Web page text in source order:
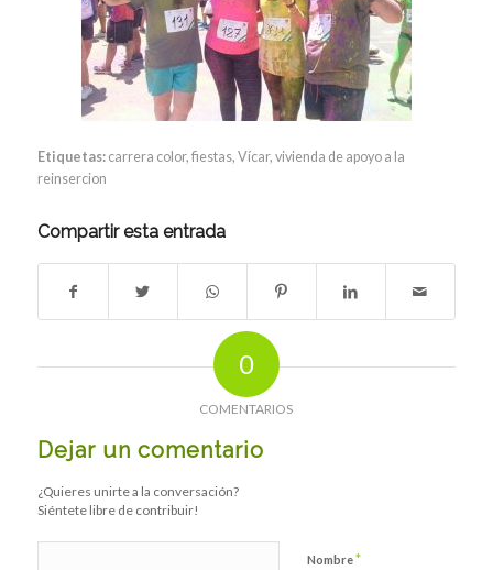
Etiquetas: carrera color, fiestas, Vícar, vivienda de apoyo a la
reinsercion
Compartir esta entrada
0
COMENTARIOS
Dejar un comentario
¿Quieres unirte a la conversación?
Siéntete libre de contribuir!
Nombre*